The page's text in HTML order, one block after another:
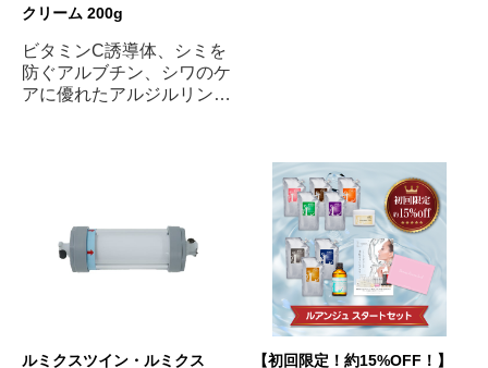
クリーム 200g
ビタミンC誘導体、シミを
防ぐアルブチン、シワのケ
アに優れたアルジルリンな
ルミクスツイン・ルミクス
【初回限定！約15%OFF！】